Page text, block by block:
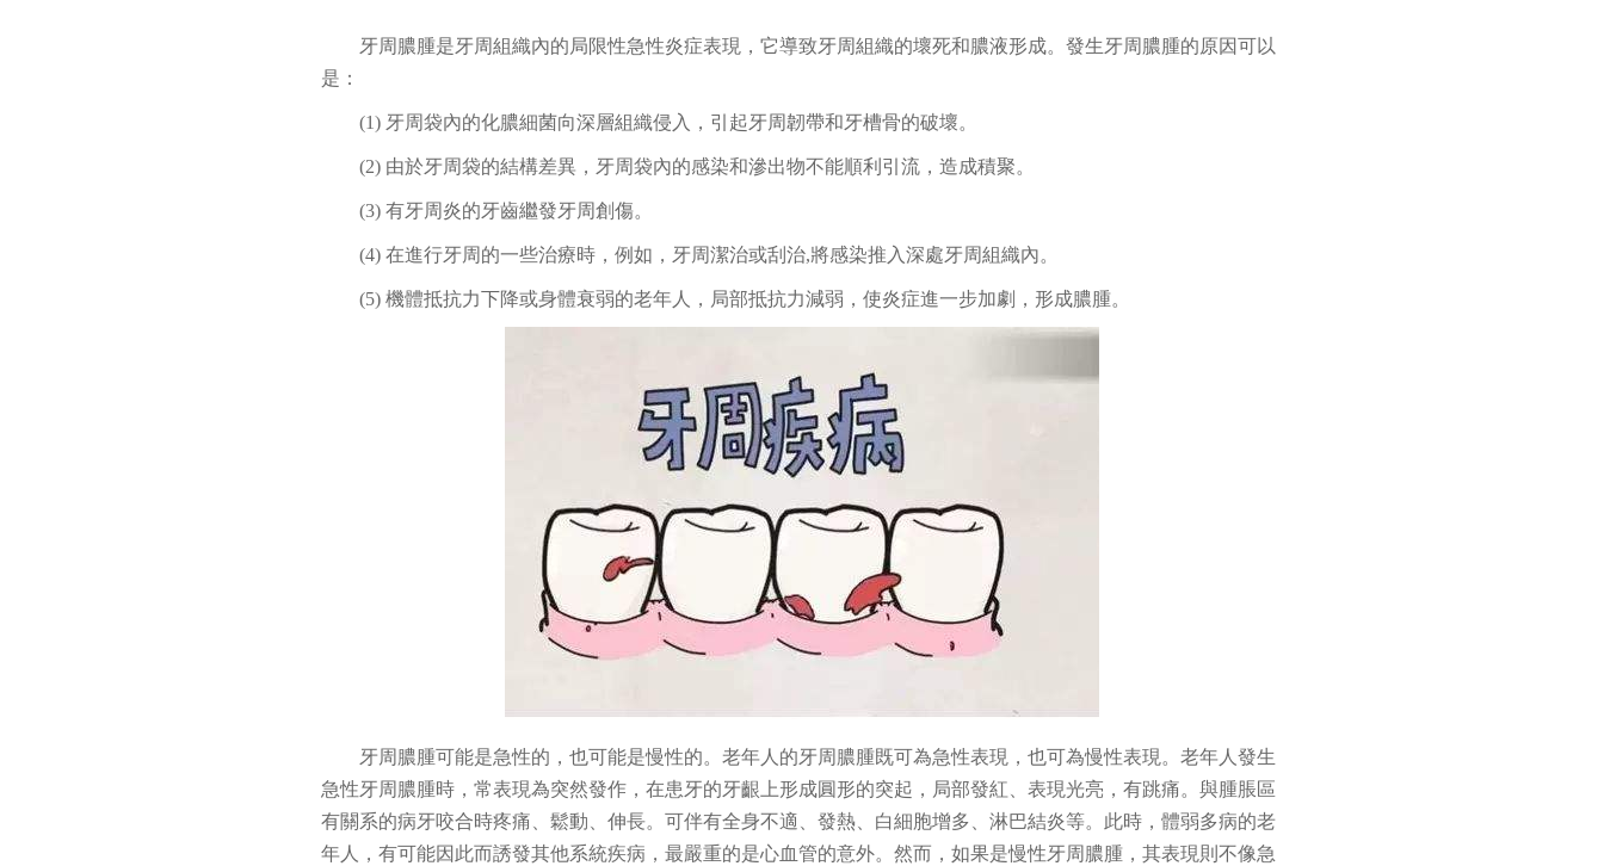
牙周膿腫是牙周組織內的局限性急性炎症表現，它導致牙周組織的壞死和膿液形成。發生牙周膿腫的原因可以
是：
(1) 牙周袋內的化膿細菌向深層組織侵入，引起牙周韌帶和牙槽骨的破壞。
(2) 由於牙周袋的結構差異，牙周袋內的感染和滲出物不能順利引流，造成積聚。
(3) 有牙周炎的牙齒繼發牙周創傷。
(4) 在進行牙周的一些治療時，例如，牙周潔治或刮治,將感染推入深處牙周組織內。
(5) 機體抵抗力下降或身體衰弱的老年人，局部抵抗力減弱，使炎症進一步加劇，形成膿腫。
牙周膿腫可能是急性的，也可能是慢性的。老年人的牙周膿腫既可為急性表現，也可為慢性表現。老年人發生
急性牙周膿腫時，常表現為突然發作，在患牙的牙齦上形成圓形的突起，局部發紅、表現光亮，有跳痛。與腫脹區
有關系的病牙咬合時疼痛、鬆動、伸長。可伴有全身不適、發熱、白細胞增多、淋巴結炎等。此時，體弱多病的老
年人，有可能因此而誘發其他系統疾病，最嚴重的是心血管的意外。然而，如果是慢性牙周膿腫，其表現則不像急